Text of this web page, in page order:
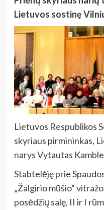
Lietuvos sostinę
Lietuvos Respublikos
skyriaus pirmininkas,
narys Vytautas
Stabtelėję prie
„Žalgirio mūšio“
posėdžių salę, II ir I